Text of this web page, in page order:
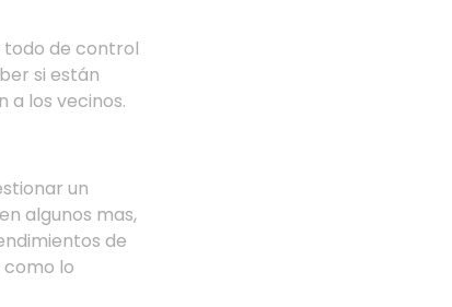
todo de control
si están
a los vecinos.
un
algunos mas,
de
lo